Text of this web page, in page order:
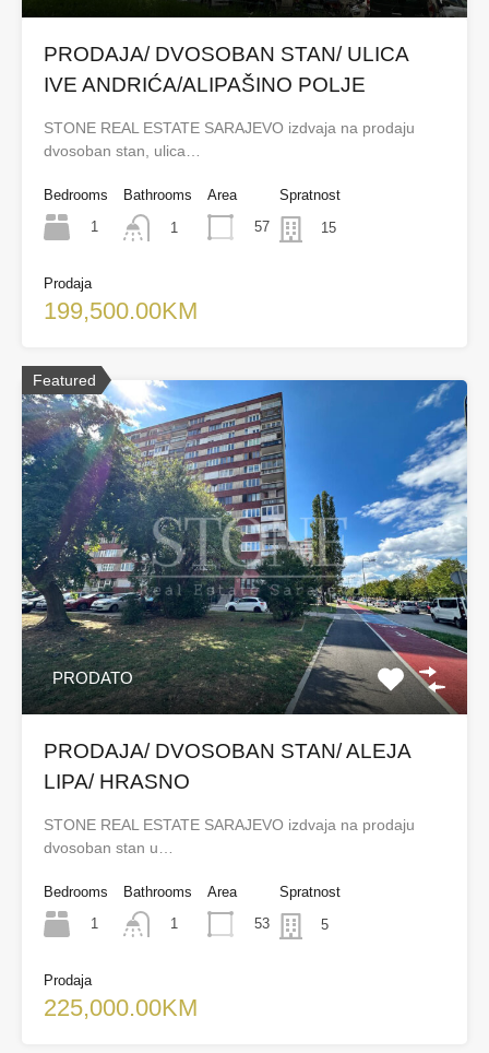
PRODAJA/ DVOSOBAN STAN/ ULICA
IVE ANDRIĆA/ALIPAŠINO POLJE
STONE REAL ESTATE SARAJEVO izdvaja na prodaju
dvosoban stan, ulica…
Bedrooms
1
Bathrooms
1
Area
57
Spratnost
15
Prodaja
199,500.00KM
Featured
PRODATO
PRODAJA/ DVOSOBAN STAN/ ALEJA
LIPA/ HRASNO
STONE REAL ESTATE SARAJEVO izdvaja na prodaju
dvosoban stan u…
Bedrooms
1
Bathrooms
1
Area
53
Spratnost
5
Prodaja
225,000.00KM